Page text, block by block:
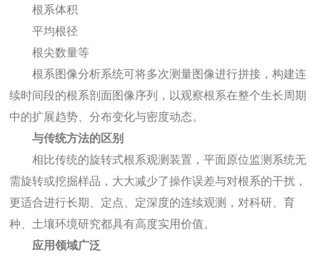
根系体积
平均根径
根尖数量等
根系图像分析系统可将多次测量图像进行拼接，构建连
续时间段的根系剖面图像序列，以观察根系在整个生长周期
中的扩展趋势、分布变化与密度动态。
与传统方法的区别
相比传统的旋转式根系观测装置，平面原位监测系统无
需旋转或挖掘样品，大大减少了操作误差与对根系的干扰，
更适合进行长期、定点、定深度的连续观测，对科研、育
种、土壤环境研究都具有高度实用价值。
应用领域广泛